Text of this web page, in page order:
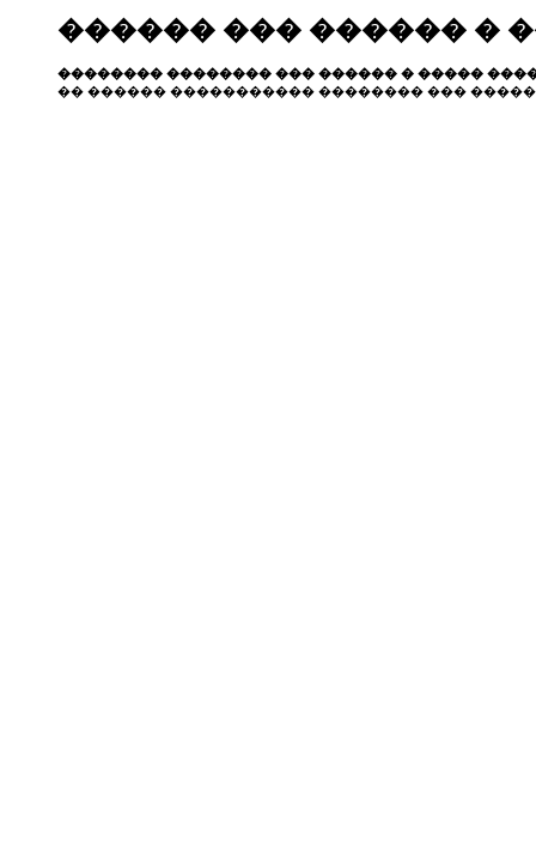
������ ��� ������ �
�������� �������� ��� ������ � �����
�� ������ ����������� �������� ���